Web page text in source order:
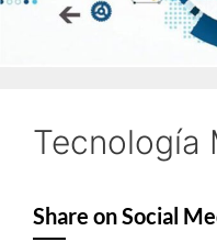
Tecnología
Share on Social